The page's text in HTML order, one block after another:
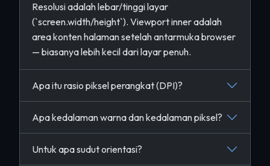
Resolusi adalah lebar/tinggi layar
(`screen.width/height`). Viewport inner adalah
area konten halaman setelah antarmuka browser
— biasanya lebih kecil dari layar penuh.
Apa itu rasio piksel perangkat (DPI)?
Apa kedalaman warna dan kedalaman piksel?
Untuk apa sudut orientasi?